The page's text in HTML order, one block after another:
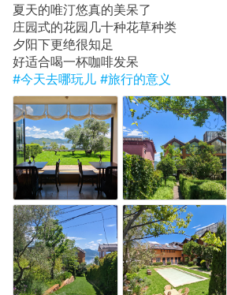
夏天的唯汀悠真的美呆了
​庄园式的花园几十种花草种类
​夕阳下更绝很知足
​好适合喝一杯咖啡发呆
#今天去哪玩儿 #旅行的意义